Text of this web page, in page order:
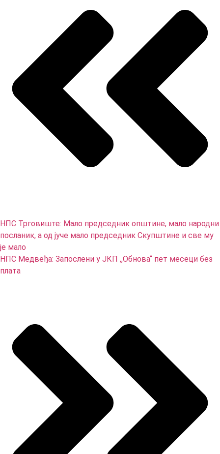
НПС Трговиште: Мало председник општине, мало народни
посланик, а од јуче мало председник Скупштине и све му
је мало
НПС Медвеђа: Запослени у ЈКП ,,Обнова“ пет месеци без
плата